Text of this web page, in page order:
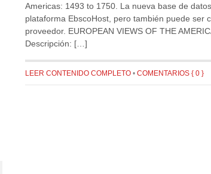
Americas: 1493 to 1750. La nueva base de
plataforma EbscoHost, pero también puede ser
proveedor. EUROPEAN VIEWS OF THE
Descripción: […]
LEER CONTENIDO COMPLETO • COMENTARIOS { 0 }